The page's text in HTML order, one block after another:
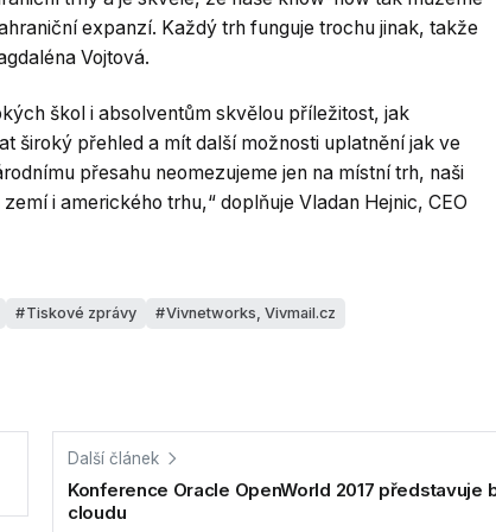
expanzí. Každý trh funguje trochu jinak, takže
Vojtová.
škol i absolventům skvělou příležitost, jak
široký přehled a mít další možnosti uplatnění jak ve
přesahu neomezujeme jen na místní trh, naši
i amerického trhu,“ doplňuje Vladan Hejnic, CEO
Tiskové zprávy
Vivnetworks, Vivmail.cz
Další článek
Konference Oracle OpenWorld 2017 představuje
cloudu